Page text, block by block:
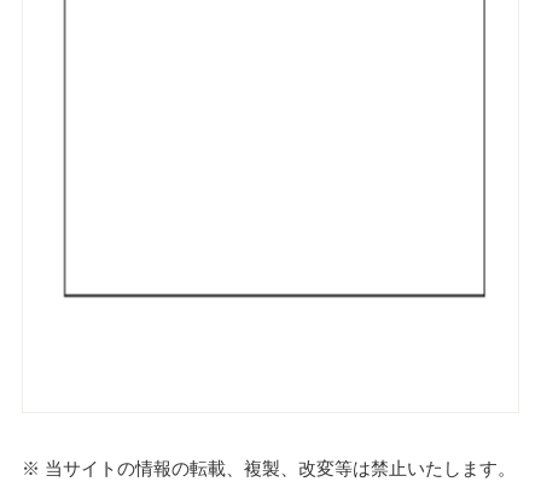
※ 当サイトの情報の転載、複製、改変等は禁止いたします。